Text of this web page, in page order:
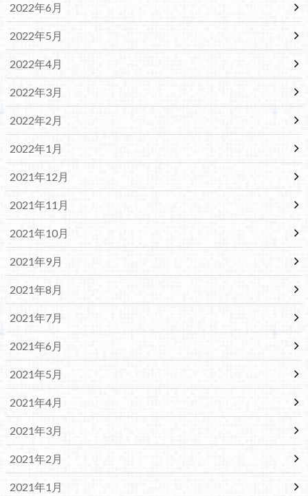
2022年6月
2022年5月
2022年4月
2022年3月
2022年2月
2022年1月
2021年12月
2021年11月
2021年10月
2021年9月
2021年8月
2021年7月
2021年6月
2021年5月
2021年4月
2021年3月
2021年2月
2021年1月